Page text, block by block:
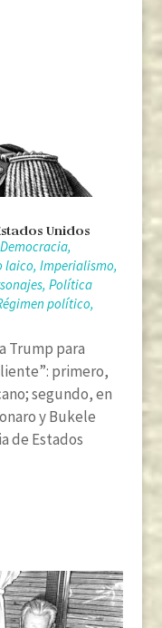
Unidos
Democracia,
laico, Imperialismo,
, Política
político,
Trump para
primero,
segundo, en
y Bukele
de Estados